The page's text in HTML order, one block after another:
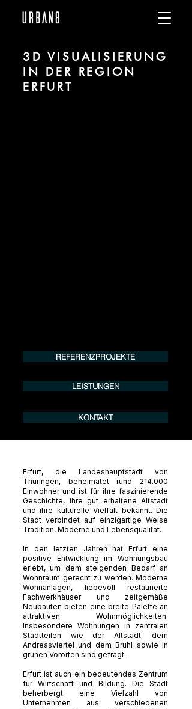
3D VISUALISIERUNG
IN DER REGION
ERFURT
REFERENZPROJEKTE
LEISTUNGEN
KONTAKT
Erfurt, die Landeshauptstadt von
Thüringen, beheimatet rund 214.000
Einwohner und ist für ihre faszinierende
Geschichte, ihre gut erhaltene Altstadt
und ihre kulturelle Vielfalt bekannt. Die
Stadt verbindet auf einzigartige Weise
Tradition, Moderne und Lebensqualität.
In den letzten Jahren hat Erfurt eine
positive Entwicklung im Wohnungsbau
erlebt, um dem steigenden Bedarf an
Wohnraum gerecht zu werden. Moderne
Wohnanlagen, liebevoll restaurierte
Fachwerkhäuser und zeitgemäße
Neubauten bieten eine breite Palette an
attraktiven Wohnmöglichkeiten.
Insbesondere Wohnungen in zentralen
Stadtteilen wie der Altstadt, dem
Andreasviertel und dem Brühl sowie in
grünen Vororten sind gefragt.
Erfurt ist auch ein bedeutendes Zentrum
für Wirtschaft und Bildung. Die Stadt
beherbergt eine Vielzahl von
Unternehmen aus verschiedenen